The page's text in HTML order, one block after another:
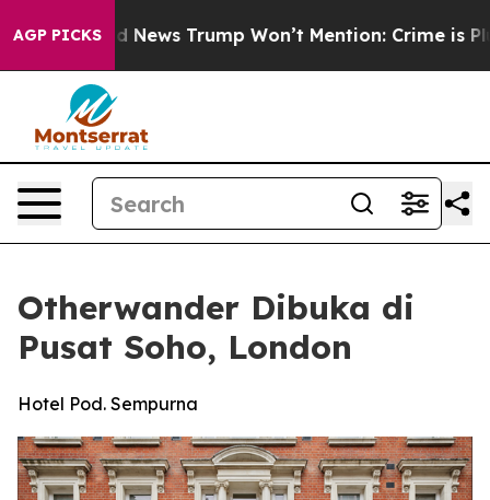
AGP PICKSNews Trump Won’t Mention: Crime is
Otherwander Dibuka di
Pusat Soho, London
Hotel Pod. Sempurna